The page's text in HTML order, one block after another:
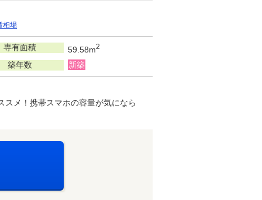
相場
専有面積 59.58m2
築年数 新築
メ！携帯スマホの容量が気になら